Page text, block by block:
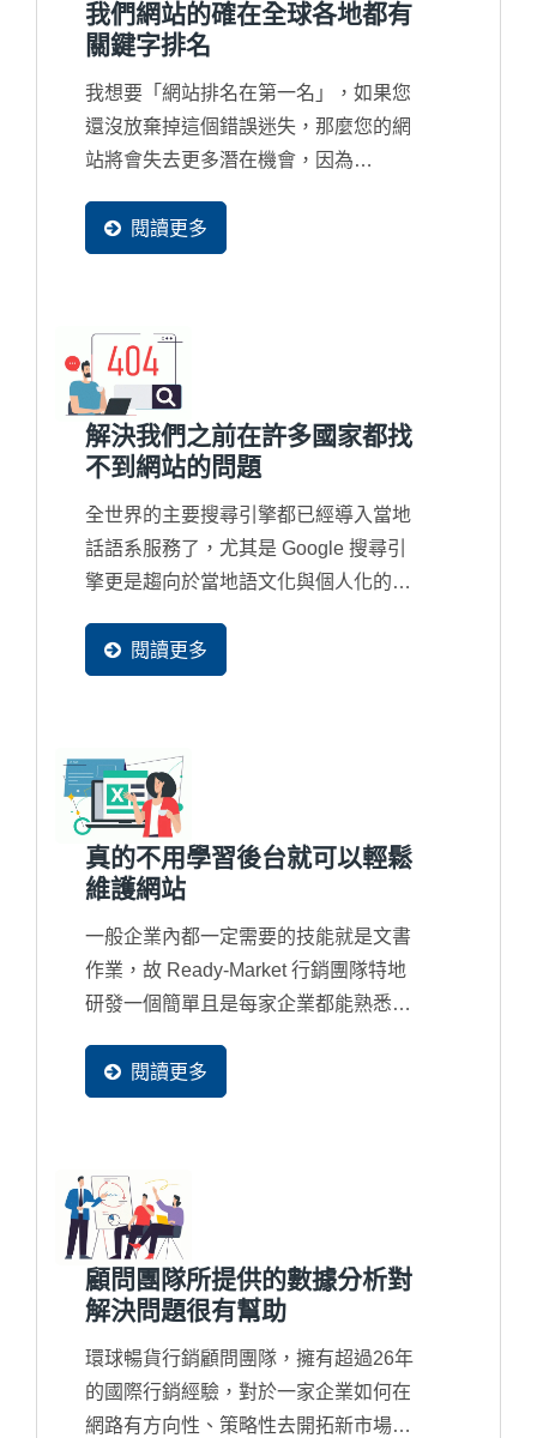
我們網站的確在全球各地都有
關鍵字排名
我想要「網站排名在第一名」，如果您
還沒放棄掉這個錯誤迷失，那麼您的網
站將會失去更多潛在機會，因為
閱讀更多
解決我們之前在許多國家都找
不到網站的問題
全世界的主要搜尋引擎都已經導入當地
話語系服務了，尤其是 Google 搜尋引
擎更是趨向於當地語文化與個人化的搜
多國語系網頁產生，並且可以被收錄在
當地的搜尋引擎資料庫裡，這樣才會再
閱讀更多
真的不用學習後台就可以輕鬆
維護網站
一般企業內都一定需要的技能就是文書
作業，故 Ready-Market 行銷團隊特地
研發一個簡單且是每家企業都能熟悉的
閱讀更多
顧問團隊所提供的數據分析對
解決問題很有幫助
環球暢貨行銷顧問團隊，擁有超過26年
的國際行銷經驗，對於一家企業如何在
網路有方向性、策略性去開拓新市場及